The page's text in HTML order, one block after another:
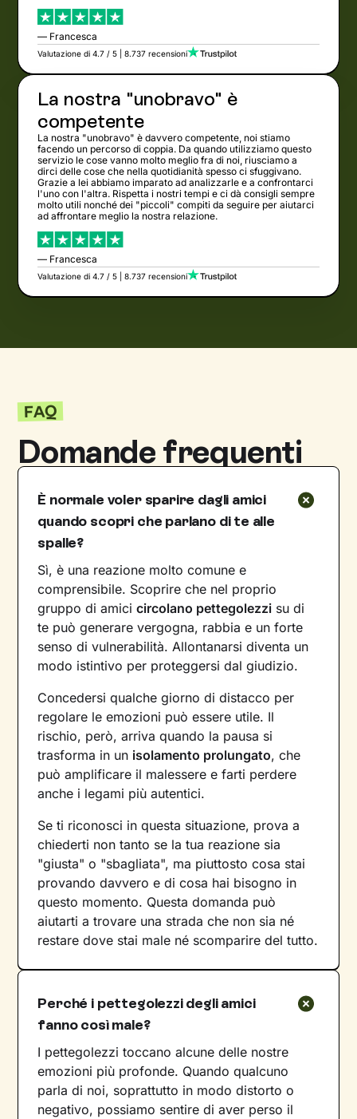
— Francesca
Valutazione di 4.7 / 5 | 8.737 recensioni
La nostra "unobravo" è
competente
La nostra "unobravo" è davvero competente, noi stiamo
facendo un percorso di coppia. Da quando utilizziamo questo
servizio le cose vanno molto meglio fra di noi, riusciamo a
dirci delle cose che nella quotidianità spesso ci sfuggivano.
Grazie a lei abbiamo imparato ad analizzarle e a confrontarci
l'uno con l'altra. Rispetta i nostri tempi e ci dà consigli sempre
molto utili nonché dei "piccoli" compiti da seguire per aiutarci
ad affrontare meglio la nostra relazione.
— Francesca
Valutazione di 4.7 / 5 | 8.737 recensioni
FAQ
Domande frequenti
È normale voler sparire dagli amici
quando scopri che parlano di te alle
spalle?
Sì, è una reazione molto comune e
comprensibile. Scoprire che nel proprio
gruppo di amicicircolano pettegolezzi su di
te può generare vergogna, rabbia e un forte
senso di vulnerabilità. Allontanarsi diventa un
modo istintivo per proteggersi dal giudizio.
Concedersi qualche giorno di distacco per
regolare le emozioni può essere utile. Il
rischio, però, arriva quando la pausa si
trasforma in un isolamento prolungato, che
può amplificare il malessere e farti perdere
anche i legami più autentici.
Se ti riconosci in questa situazione, prova a
chiederti non tanto se la tua reazione sia
"giusta" o "sbagliata", ma piuttosto cosa stai
provando davvero e di cosa hai bisogno in
questo momento. Questa domanda può
aiutarti a trovare una strada che non sia né
restare dove stai male né scomparire del tutto.
Perché i pettegolezzi degli amici
fanno così male?
I pettegolezzi toccano alcune delle nostre
emozioni più profonde. Quando qualcuno
parla di noi, soprattutto in modo distorto o
negativo, possiamo sentire di aver perso il